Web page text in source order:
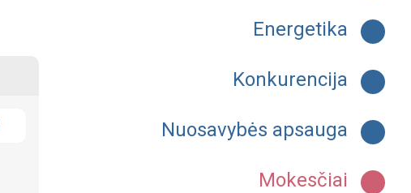
Energetika
Konkurencija
Nuosavybės apsauga
Mokesčiai